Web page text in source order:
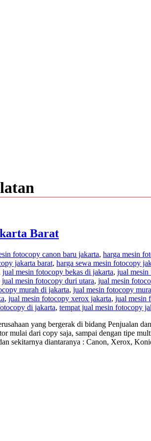
Barat
fotocopy canon baru jakarta, harga mesin
jakarta barat, harga sewa mesin fotocopy
jual mesin fotocopy bekas di jakarta, jual mesin
jual mesin fotocopy duri utara, jual mesin
murah di jakarta, jual mesin fotocopy
, jual mesin fotocopy xerox jakarta, jual mesin
di jakarta, tempat jual mesin fotocopy
yang bergerak di bidang Penjualan
mulai dari copy saja, sampai dengan tipe
sekitarnya diantaranya : Canon, Xerox,